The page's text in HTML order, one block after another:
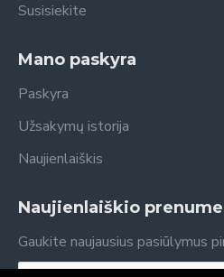
Susisiekite
Mano paskyra
Paskyra
Užsakymų istorija
Naujienlaiškis
Naujienlaiškio
Gaukite naujausius pasiūlymus